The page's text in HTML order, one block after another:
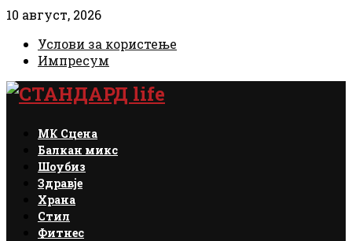
10 август, 2026
Услови за користење
Импресум
Facebook
Instagram
Email
Rss
МК Сцена
Балкан микс
Шоубиз
Здравје
Храна
Стил
Фитнес